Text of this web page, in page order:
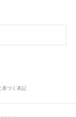
基づく表記